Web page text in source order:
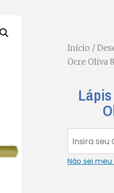
Início /
Ocre Oliva
Não sei meu